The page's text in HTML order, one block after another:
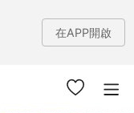
在APP開啟